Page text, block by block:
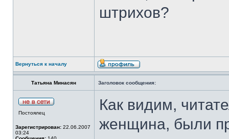
штрихов?
Вернуться к началу
Татьяна Минасян Заголовок сообщения:
Постоялец
Зарегистрирован: 22.06.2007
03:24
Как видим,
женщина, были